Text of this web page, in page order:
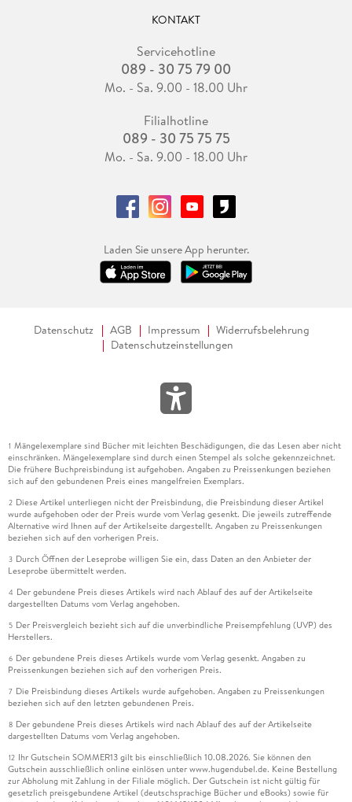
KONTAKT
Servicehotline
089 - 30 75 79 00
Mo. - Sa. 9.00 - 18.00 Uhr
Filialhotline
089 - 30 75 75 75
Mo. - Sa. 9.00 - 18.00 Uhr
Laden Sie unsere App herunter.
Datenschutz AGB Impressum
Widerrufsbelehrung
Datenschutzeinstellungen
1 Mängelexemplare sind Bücher mit leichten Beschädigungen, die das Lesen aber nicht
einschränken. Mängelexemplare sind durch einen Stempel als solche gekennzeichnet.
Die frühere Buchpreisbindung ist aufgehoben. Angaben zu Preissenkungen beziehen
sich auf den gebundenen Preis eines mangelfreien Exemplars.
2 Diese Artikel unterliegen nicht der Preisbindung, die Preisbindung dieser Artikel
wurde aufgehoben oder der Preis wurde vom Verlag gesenkt. Die jeweils zutreffende
Alternative wird Ihnen auf der Artikelseite dargestellt. Angaben zu Preissenkungen
beziehen sich auf den vorherigen Preis.
3 Durch Öffnen der Leseprobe willigen Sie ein, dass Daten an den Anbieter der
Leseprobe übermittelt werden.
4 Der gebundene Preis dieses Artikels wird nach Ablauf des auf der Artikelseite
dargestellten Datums vom Verlag angehoben.
5 Der Preisvergleich bezieht sich auf die unverbindliche Preisempfehlung (UVP) des
Herstellers.
6 Der gebundene Preis dieses Artikels wurde vom Verlag gesenkt. Angaben zu
Preissenkungen beziehen sich auf den vorherigen Preis.
7 Die Preisbindung dieses Artikels wurde aufgehoben. Angaben zu Preissenkungen
beziehen sich auf den letzten gebundenen Preis.
8 Der gebundene Preis dieses Artikels wird nach Ablauf des auf der Artikelseite
dargestellten Datums vom Verlag angehoben.
12 Ihr Gutschein SOMMER13 gilt bis einschließlich 10.08.2026. Sie können den
Gutschein ausschließlich online einlösen unter www.hugendubel.de. Keine Bestellung
zur Abholung mit Zahlung in der Filiale möglich. Der Gutschein ist nicht gültig für
gesetzlich preisgebundene Artikel (deutschsprachige Bücher und eBooks) sowie für